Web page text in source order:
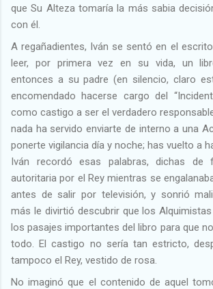
que Su Alteza tomaría la más sabia
con él.
A regañadientes, Iván se sentó en el
leer, por primera vez en su vida, un
entonces a su padre (en silencio, claro
encomendado hacerse cargo del
como castigo a ser el verdadero responsable
nada ha servido enviarte de interno a una
ponerte vigilancia día y noche; has vuelto a
Iván recordó esas palabras, dichas de
autoritaria por el Rey mientras se
antes de salir por televisión, y sonrió
más le divirtió descubrir que los
los pasajes importantes del libro para que
todo. El castigo no sería tan estricto,
tampoco el Rey, vestido de rosa.
No imaginó que el contenido de aquel